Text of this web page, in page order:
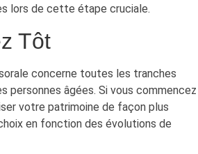
lors de cette étape cruciale.
Tôt
concerne toutes les tranches
personnes âgées. Si vous commencez
votre patrimoine de façon plus
en fonction des évolutions de